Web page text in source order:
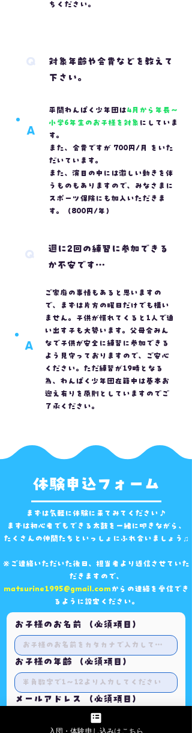
ちください。
Q
対象年齢や会費などを教えて
下さい。
A
平間わんぱく少年団は4月から年長～
小学6年生のお子様を対象 にしていま
す。
また、会費ですが 700円/月
をいた
だいています。
また、演目の中には激しい動きを伴
うものもありますので、みなさまに
スポーツ保険にも加入いただきま
す。（800円/年）
Q
週に2回の練習に参加できる
か不安です…
A
ご家庭の事情もあると思いますの
で、まずは片方の曜日だけでも構い
ません。子供が慣れてくると1人で通
い出す子も大勢います。父母会みん
なで子供が安全に練習に参加できる
よう見守っておりますので、ご安心
ください。ただ練習が19時となる
為、わんぱく少年団在籍中は基本お
迎え有りを原則としていますのでご
了承ください。
体験申込フォーム
まずは気軽に体験に来てみてください♪
まずは初心者でもできる太鼓を一緒に叩きながら、
​たくさんの仲間たちといっしょにふれ合いましょう♫
※ご連絡いただいた後日、担当者より返信させていた
だきますので、
matsurine1995@gmail.com からの連絡を受信でき
るように設定ください。
お子様のお名前 （必須項目）
お子様の年齢 （必須項目）
メールアドレス （必須項目）
入団・体験申し込みはこちら